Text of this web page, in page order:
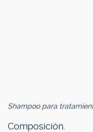
Shampoo para
Composición.